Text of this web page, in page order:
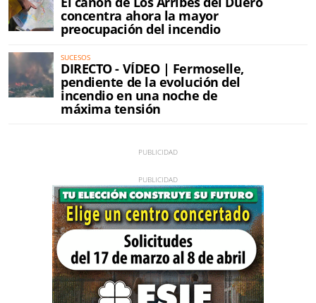
concentra ahora la mayor
preocupación del incendio
SUCESOS
DIRECTO - VÍDEO | Fermoselle,
pendiente de la evolución del
incendio en una noche de
máxima tensión